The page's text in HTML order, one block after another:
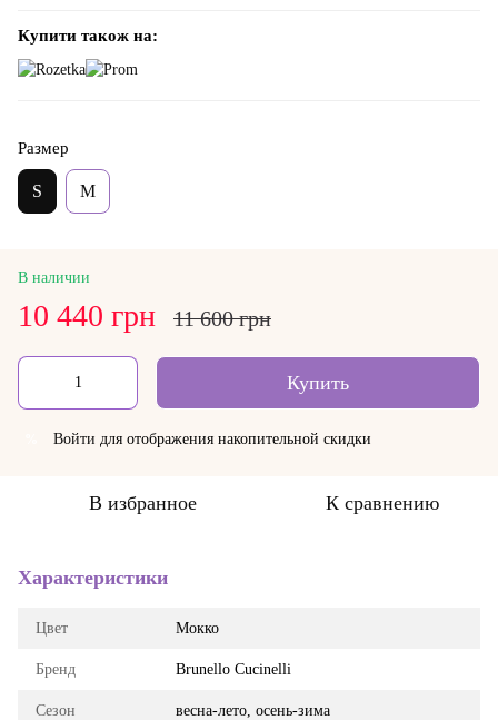
Купити також на:
Размер
S M
В наличии
10 440 грн 11 600 грн
Купить
Войти для отображения накопительной скидки
В избранное К сравнению
Характеристики
Цвет Мокко
Бренд Brunello Cucinelli
Сезон весна-лето, осень-зима